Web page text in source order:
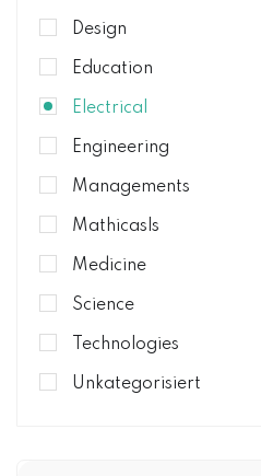
Design
Education
Electrical
Engineering
Managements
Mathicasls
Medicine
Science
Technologies
Unkategorisiert